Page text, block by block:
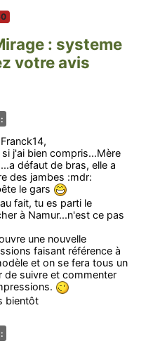
: systeme
votre avis
si j'ai bien compris...Mère
défaut de bras, elle a
des jambes :mdr:
le gars
fait, tu es parti le
à Namur...n'est ce pas
une nouvelle
faisant référence à
et on se fera tous un
de suivre et commenter
bientôt